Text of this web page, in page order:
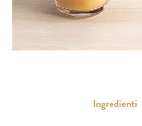
Ingredienti